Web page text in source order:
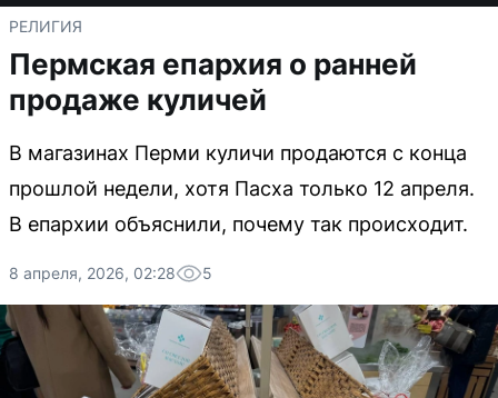
РЕЛИГИЯ
Пермская епархия о ранней
продаже куличей
В магазинах Перми куличи продаются с конца
прошлой недели, хотя Пасха только 12 апреля.
В епархии объяснили, почему так происходит.
8 апреля, 2026, 02:28 5